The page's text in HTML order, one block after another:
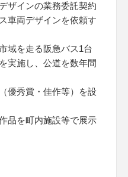
ザインの業務委託契約
車両デザインを依頼す
域を走る阪急バス1台
実施し、公道を数年間
優秀賞・佳作等）を設
品を町内施設等で展示